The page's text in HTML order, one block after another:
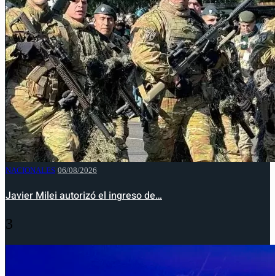
NACIONALES 06/08/2026
Javier Milei autorizó el ingreso de…
3